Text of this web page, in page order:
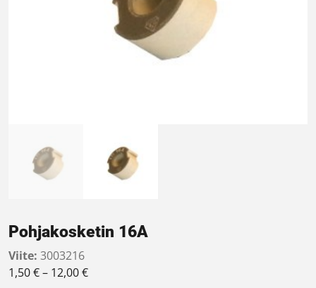
Pohjakosketin 16A
Viite: 3003216
1,50€– 12,00€Hintaluokka: 1,50 € - 12,00 €